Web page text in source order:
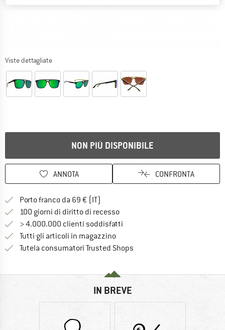
Viste dettagliate
NON PIÙ DISPONIBILE
ANNOTA CONFRONTA
Porto franco da 69 € (IT)
100 giorni di diritto di recessoVai alla politica di recesso qui
> 4.000.000 clienti soddisfatti
Tutti gli articoli in magazzino
Tutela consumatori Trusted Shops
IN BREVE